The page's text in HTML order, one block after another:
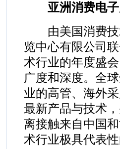
亚洲消费电子
由美国消费技
览中心有限公司
术行业的年度盛
广度和深度。全
业的高管、海外
最新产品与技术
离接触来自中国
术行业极具代表性